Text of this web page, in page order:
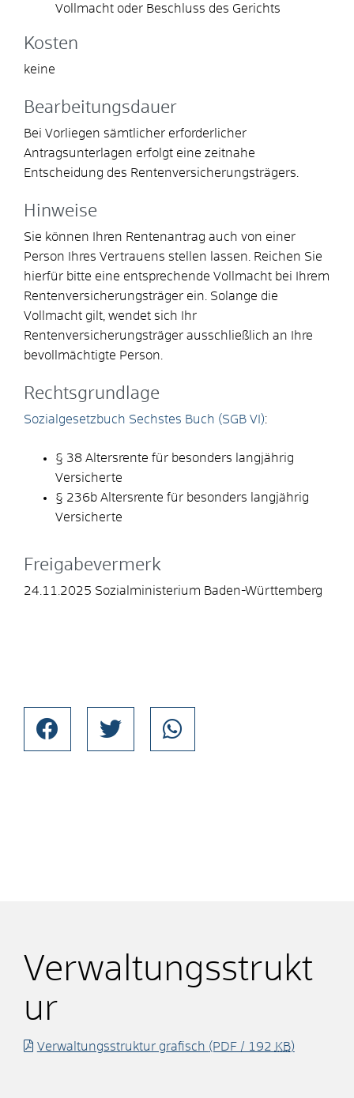
Vollmacht oder Beschluss des Gerichts
Kosten
keine
Bearbeitungsdauer
Bei Vorliegen sämtlicher erforderlicher
Antragsunterlagen erfolgt eine zeitnahe
Entscheidung des Rentenversicherungsträgers.
Hinweise
Sie können Ihren Rentenantrag auch von einer
Person Ihres Vertrauens stellen lassen. Reichen Sie
hierfür bitte eine entsprechende Vollmacht bei Ihrem
Rentenversicherungsträger ein. Solange die
Vollmacht gilt, wendet sich Ihr
Rentenversicherungsträger ausschließlich an Ihre
bevollmächtigte Person.
Rechtsgrundlage
Sozialgesetzbuch Sechstes Buch (SGB VI):
§ 38 Altersrente für besonders langjährig
Versicherte
§ 236b Altersrente für besonders langjährig
Versicherte
Freigabevermerk
24.11.2025 Sozialministerium Baden-Württemberg
Verwaltungsstrukt
ur
Verwaltungsstruktur grafisch (PDF / 192 KB)